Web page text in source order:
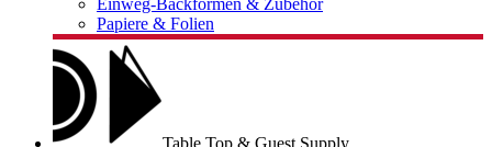
Einweg-Backformen & Zubehör
Papiere & Folien